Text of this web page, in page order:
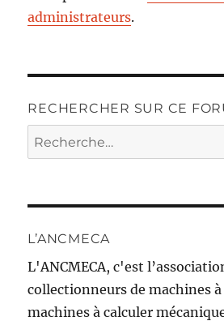
administrateurs.
RECHERCHER SUR CE
Recherche
pour :
L’ANCMECA
L'ANCMECA, c'est
collectionneurs de machines
machines à calculer